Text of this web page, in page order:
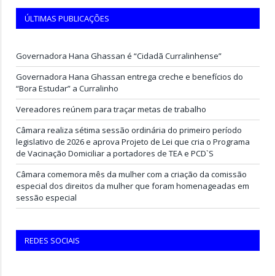
ÚLTIMAS PUBLICAÇÕES
Governadora Hana Ghassan é “Cidadã Curralinhense”
Governadora Hana Ghassan entrega creche e benefícios do
“Bora Estudar” a Curralinho
Vereadores reúnem para traçar metas de trabalho
Câmara realiza sétima sessão ordinária do primeiro período
legislativo de 2026 e aprova Projeto de Lei que cria o Programa
de Vacinação Domiciliar a portadores de TEA e PCD`S
Câmara comemora mês da mulher com a criação da comissão
especial dos direitos da mulher que foram homenageadas em
sessão especial
REDES SOCIAIS